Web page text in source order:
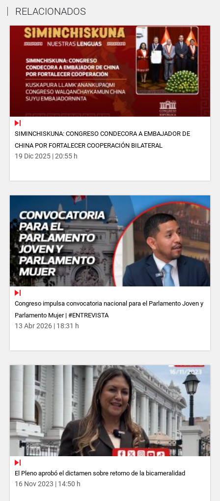
RELACIONADOS
SIMINCHISKUNA: CONGRESO CONDECORA A EMBAJADOR DE
CHINA POR FORTALECER COOPERACIÓN BILATERAL
19 Dic 2025 | 20:55 h
Congreso impulsa convocatoria nacional para el Parlamento Joven y
Parlamento Mujer | #ENTREVISTA
13 Abr 2026 | 18:31 h
El Pleno aprobó el dictamen sobre retorno de la bicameralidad
16 Nov 2023 | 14:50 h